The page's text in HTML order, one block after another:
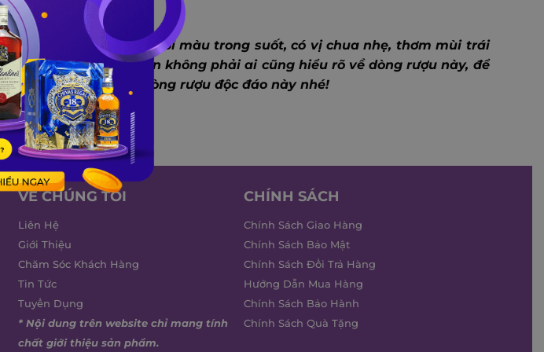
vang. Vang trắng với màu trong suốt, có vị chua nhẹ, thơm mùi trái
sang trọng.Tuy nhiên không phải ai cũng hiểu rõ về dòng rượu này, để
bí mật bên trong dòng rượu độc đáo này nhé!
thêm
VỀ CHÚNG TÔI
Liên Hệ
Giới Thiệu
Chăm Sóc Khách Hàng
Tin Tức
Tuyển Dụng
* Nội dung trên website chỉ mang tính
chất giới thiệu sản phẩm.
CHÍNH SÁCH
Chính Sách Giao Hàng
Chính Sách Bảo Mật
Chính Sách Đổi Trả Hàng
Hướng Dẫn Mua Hàng
Chính Sách Bảo Hành
Chính Sách Quà Tặng